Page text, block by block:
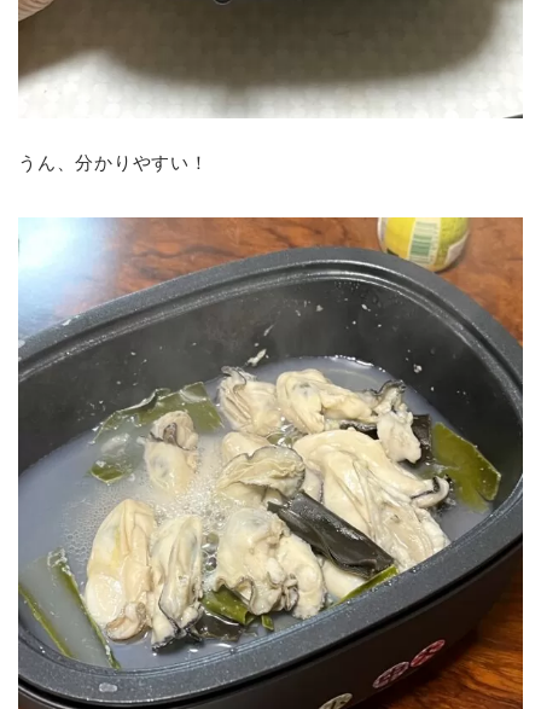
うん、分かりやすい！